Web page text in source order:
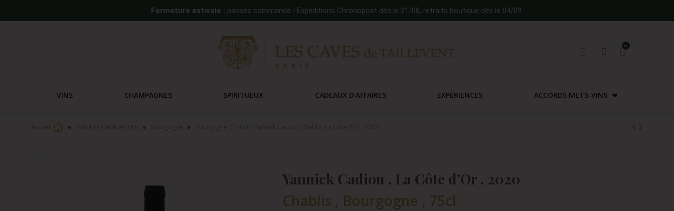
Fermeture estivale : passez commande ! Expéditions Chronopost dès le 31/08, retraits boutique dès le 04/09.
VINS CHAMPAGNES SPIRITUEUX CADEAUX D'AFFAIRES EXPÉRIENCES ACCORDS METS-VINS
Yannick Cadiou , La Côte d’Or , 2020
Chablis , Bourgogne , 75cl